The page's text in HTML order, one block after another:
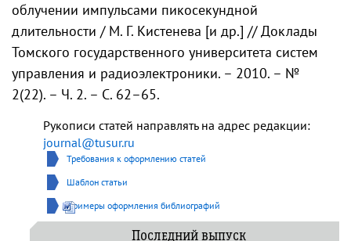
облучении импульсами пикосекундной
длительности / М. Г. Кистенева [и др.] // Доклады
Томского государственного университета систем
управления и радиоэлектроники. – 2010. – №
2(22). – Ч. 2. – С. 62–65.
Рукописи статей направлять на адрес редакции:
journal@tusur.ru
Требования к оформлению статей
Шаблон статьи
Примеры оформления библиографий
Последний выпуск